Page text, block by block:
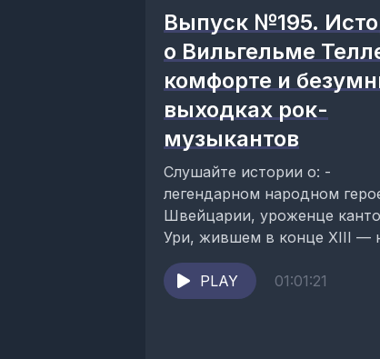
Выпуск №195.
о Вильгельме
комфорте и
выходках рок-
музыкантов
Слушайте истории о: -
легендарном народном
Швейцарии, уроженце
Ури, жившем в конце XIII —
XIV века, Вильгельме Телле; -
температурном комфорте...
PLAY 01:01:21